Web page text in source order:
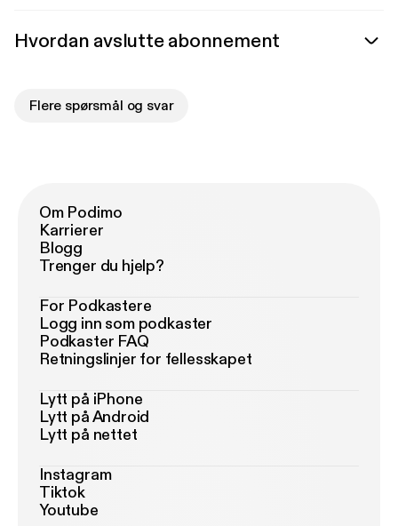
Hvordan avslutte abonnement
Flere spørsmål og svar
Om Podimo
Karrierer
Blogg
Trenger du hjelp?
For Podkastere
Logg inn som podkaster
Podkaster FAQ
Retningslinjer for fellesskapet
Lytt på iPhone
Lytt på Android
Lytt på nettet
Instagram
Tiktok
Youtube